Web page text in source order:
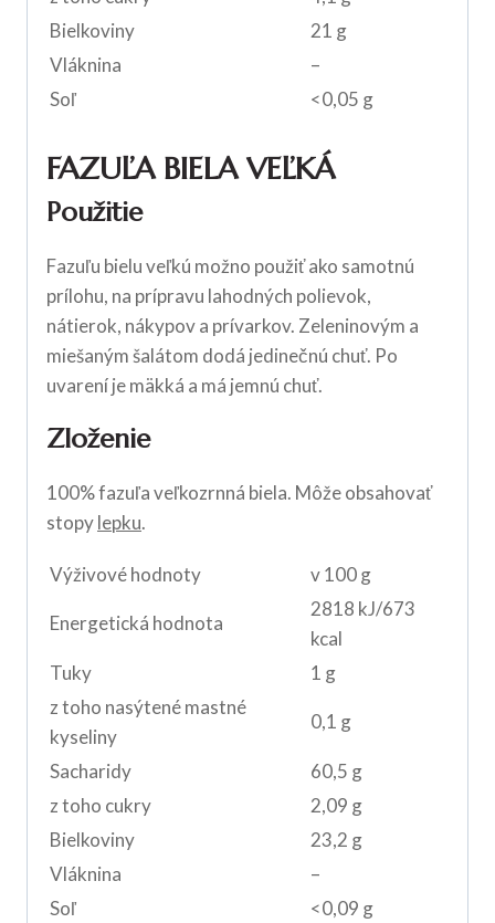
Bielkoviny
21 g
Vláknina
–
Soľ
<0,05 g
FAZUĽA BIELA VEĽKÁ
Použitie
Fazuľu bielu veľkú možno použiť ako samotnú
prílohu, na prípravu lahodných polievok,
nátierok, nákypov a prívarkov. Zeleninovým a
miešaným šalátom dodá jedinečnú chuť. Po
uvarení je mäkká a má jemnú chuť.
Zloženie
100% fazuľa veľkozrnná biela. Môže obsahovať
stopylepku.
Výživové hodnoty v 100 g
Energetická hodnota
2818 kJ/673
kcal
Tuky
1 g
z toho nasýtené mastné
kyseliny
0,1 g
Sacharidy
60,5 g
z toho cukry
2,09 g
Bielkoviny
23,2 g
Vláknina
–
Soľ
<0,09 g